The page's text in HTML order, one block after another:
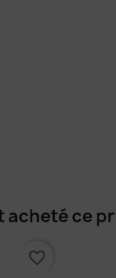
acheté ce
favorite_border